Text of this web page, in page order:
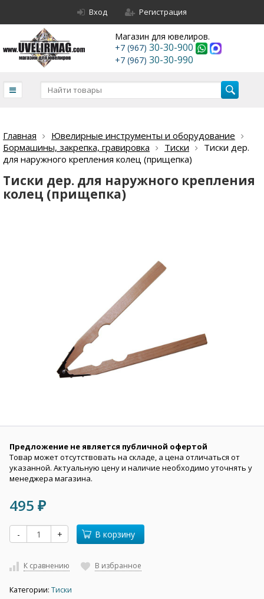
Вход Регистрация
Магазин для ювелиров.
+7 (967) 30-30-900
+7 (967) 30-30-990
Главная
Ювелирные инструменты и оборудование
Бормашины, закрепка, гравировка
Тиски
Тиски дер.
для наружного крепления колец (прищепка)
Тиски дер. для наружного крепления
колец (прищепка)
Предложение не является публичной офертой
Товар может отсутствовать на складе, а цена отличаться от
указанной. Актуальную цену и наличие необходимо уточнять у
менеджера магазина.
495 ₽
- + В корзину
К сравнению В избранное
Категории: Тиски